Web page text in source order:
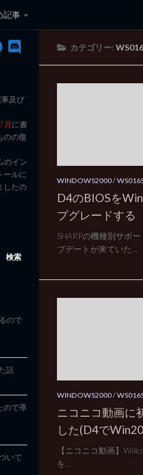
記事
ュータ日記
カテゴリー:
WINDOWS2000/
D4のBIOSを
プグレードする
SHARPの機種別サポ
プデートが来ていた...
WINDOWS2000/
ニコニコ動画に
した(D4で
【ニコニコ動画】
を...
事及び
月に書
のの復
のイン
ールに
したの
ので
話
ので導
いて